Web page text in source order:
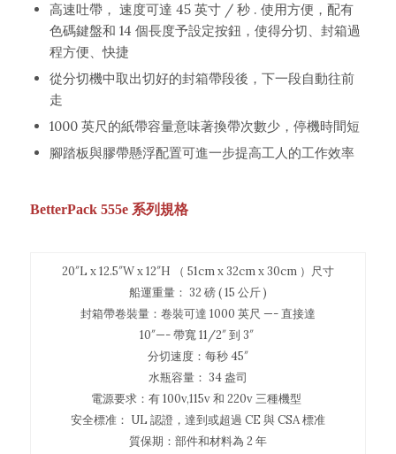
高速吐帶， 速度可達 45 英寸 / 秒 . 使用方便，配有
色碼鍵盤和 14 個長度予設定按鈕，使得分切、封箱過
程方便、快捷
從分切機中取出切好的封箱帶段後，下一段自動往前
走
1000 英尺的紙帶容量意味著換帶次數少，停機時間短
腳踏板與膠帶懸浮配置可進一步提高工人的工作效率
BetterPack 555e 系列規格
20″L x 12.5″W x 12″H （ 51cm x 32cm x 30cm ）尺寸
船運重量： 32 磅 ( 15 公斤 )
封箱帶卷裝量：卷裝可達 1000 英尺 —- 直接達
10″—- 帶寬 11/2″ 到 3″
分切速度：每秒 45″
水瓶容量： 34 盎司
電源要求：有 100v,115v 和 220v 三種機型
安全標准： UL 認證，達到或超過 CE 與 CSA 標准
質保期：部件和材料為 2 年